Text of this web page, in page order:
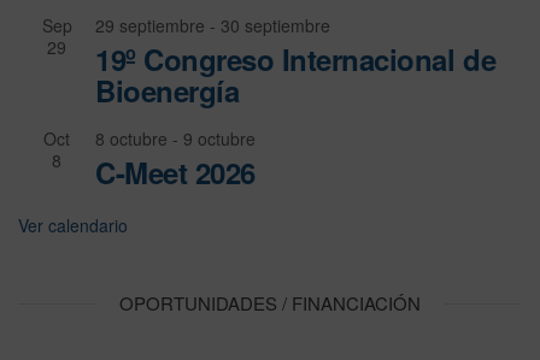
Sep
29
29 septiembre - 30 septiembre
19º Congreso Internacional de
Bioenergía
Oct
8
8 octubre - 9 octubre
C-Meet 2026
Ver calendario
OPORTUNIDADES / FINANCIACIÓN